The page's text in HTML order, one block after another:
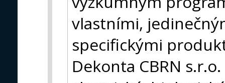
vlastními,
specifickými
Dekonta CBRN